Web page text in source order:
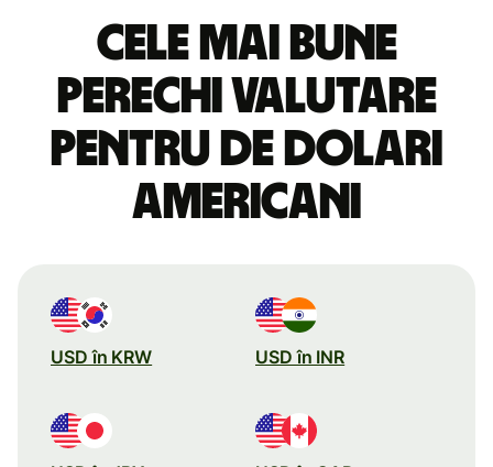
Cele mai bune
perechi valutare
pentru de dolari
americani
USD în KRW USD în INR